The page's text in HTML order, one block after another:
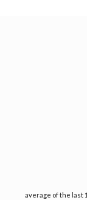
average of the last